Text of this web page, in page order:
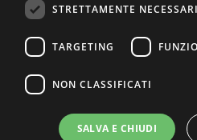
STRETTAMENTE NECESSARI
TARGETING
NON CLASSIFICATI
SALVA E CHIUDI